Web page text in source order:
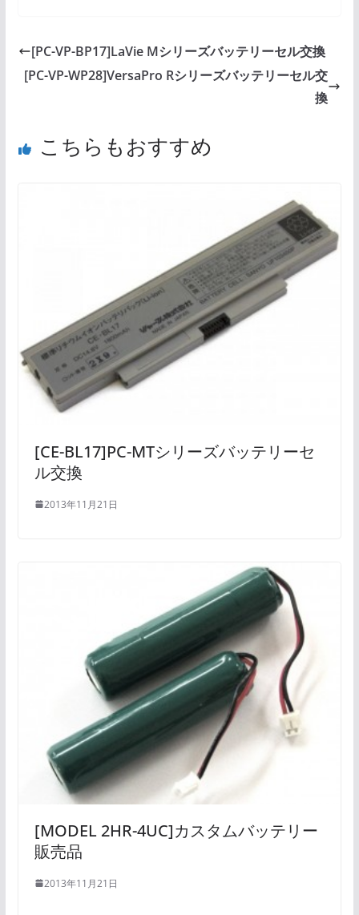
[PC-VP-BP17]LaVie Mシリーズバッテリーセル交換
[PC-VP-WP28]VersaPro Rシリーズバッテリーセル交
換
こちらもおすすめ
[CE-BL17]PC-MTシリーズバッテリーセ
ル交換
2013年11月21日
[MODEL 2HR-4UC]カスタムバッテリー
販売品
2013年11月21日